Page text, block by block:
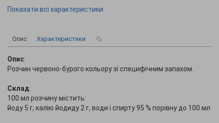
Показати всі характеристики
Опис Характеристики
Опис:
Розчин червоно-бурого кольору зі специфічним запахом.
Склад:
100 мл розчину містить:
йоду 5 г, калію йодиду 2 г, води і спирту 95 % порівну до 100 мл